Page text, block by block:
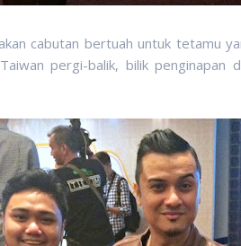
cabutan bertuah untuk tetamu
pergi-balik, bilik penginapan